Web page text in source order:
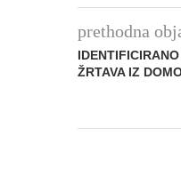
prethodna
ŽRTAVA IZ